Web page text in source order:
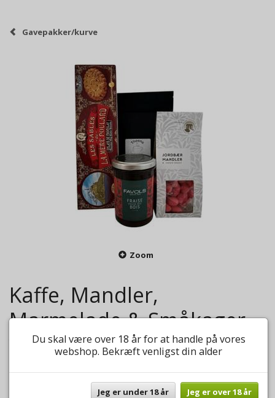
Gavepakker/kurve
Zoom
Kaffe, Mandler,
Marmelade & Småkager
0anmeldelser Skriv anmeldelse
220,00 DKK
Lækker gavepakke med kaffe og mange lækkerier.
Du skal være over 18 år for at handle på vores
webshop. Bekræft venligst din alder
Jeg er under 18 år Jeg er over 18 år